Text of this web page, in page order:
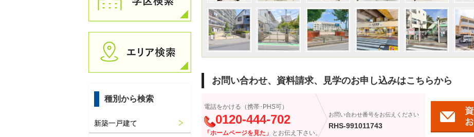
お問い合わせ、資料請求、見学のお申し込みはこちらから
電話をかける（携帯･PHS可）
0120-444-702
「ホームページを見た」 とお伝え下さい。
お問い合わせ番号をお伝えください
RHS-991011743
種別から検索
新築一戸建て